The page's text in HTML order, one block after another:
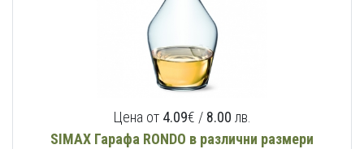
Цена от 4.09€ / 8.00 лв.
SIMAX Гарафа RONDO в различни размери